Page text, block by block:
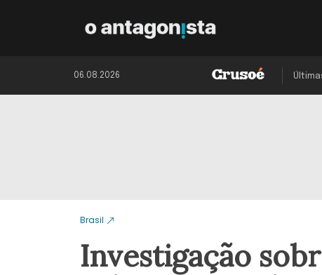
06.08.2026
Brasil
Investigação